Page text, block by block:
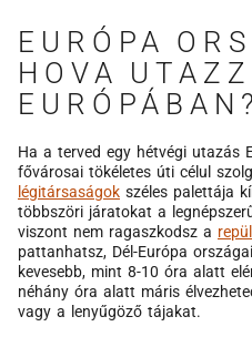
EURÓPA
HOVA
EURÓPÁBAN?
Ha a terved egy hétvégi utazás
fővárosai tökéletes úti célul
légitársaságok széles palettája
többszöri járatokat a
viszont nem ragaszkodsz a
pattanhatsz, Dél-Európa
kevesebb, mint 8-10 óra alatt
néhány óra alatt máris
vagy a lenyűgöző tájakat.